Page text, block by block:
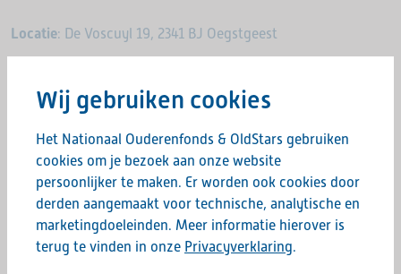
Locatie: De Voscuyl 19, 2341 BJ Oegstgeest
10096447
Hopelijk tot dan!
Deel deze pagina:
Wij gebruiken cookies
Het Nationaal Ouderenfonds & OldStars gebruiken
cookies om je bezoek aan onze website
persoonlijker te maken. Er worden ook cookies door
derden aangemaakt voor technische, analytische en
marketingdoeleinden. Meer informatie hierover is
terug te vinden in onze Privacyverklaring.